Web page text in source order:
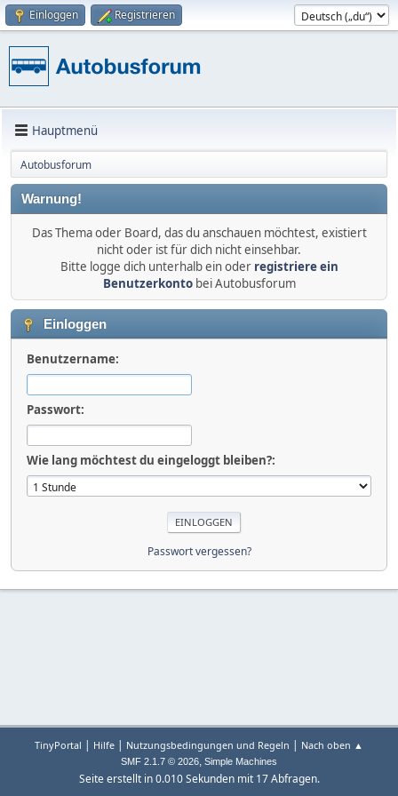
Einloggen Registrieren
Hauptmenü
Autobusforum
Warnung!
Das Thema oder Board, das du anschauen möchtest, existiert
nicht oder ist für dich nicht einsehbar.
Bitte logge dich unterhalb ein oder registriere ein
Benutzerkontobei Autobusforum
Einloggen
Benutzername:
Passwort:
Wie lang möchtest du eingeloggt bleiben?:
Passwort vergessen?
TinyPortal | Hilfe | Nutzungsbedingungen und Regeln | Nach oben ▲
SMF 2.1.7 © 2026, Simple Machines
Seite erstellt in 0.010 Sekunden mit 17 Abfragen.